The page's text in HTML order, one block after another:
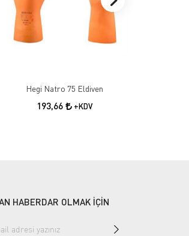
Hegi Natro 75 Eldiven
193,66 +KDV
HABERDAR OLMAK İÇİN